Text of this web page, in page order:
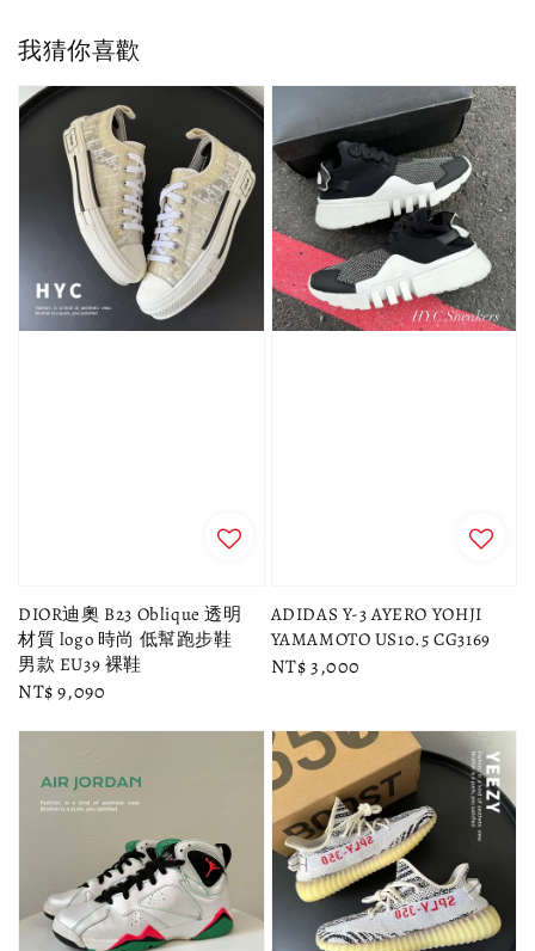
我猜你喜歡
DIOR迪奧 B23 Oblique 透明
材質 logo 時尚 低幫跑步鞋
男款 EU39 裸鞋
Regular
NT$ 9,090
ADIDAS Y-3 AYERO YOHJI
YAMAMOTO US10.5 CG3169
Regular
NT$ 3,000